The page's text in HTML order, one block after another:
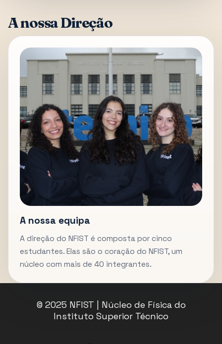
A nossa Direção
A nossa equipa
A direção do NFIST é composta por cinco
estudantes. Elas são o coração do NFIST, um
núcleo com mais de 40 integrantes.
© 2025 NFIST | Núcleo de Física do
Instituto Superior Técnico